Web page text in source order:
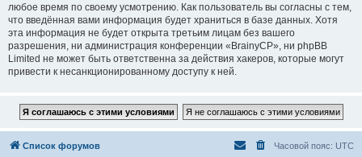
любое время по своему усмотрению. Как пользователь вы согласны с тем,
что введённая вами информация будет храниться в базе данных. Хотя
эта информация не будет открыта третьим лицам без вашего
разрешения, ни администрация конференции «BrainyCP», ни phpBB
Limited не может быть ответственна за действия хакеров, которые могут
привести к несанкционированному доступу к ней.
Список форумов Часовой пояс: UTC